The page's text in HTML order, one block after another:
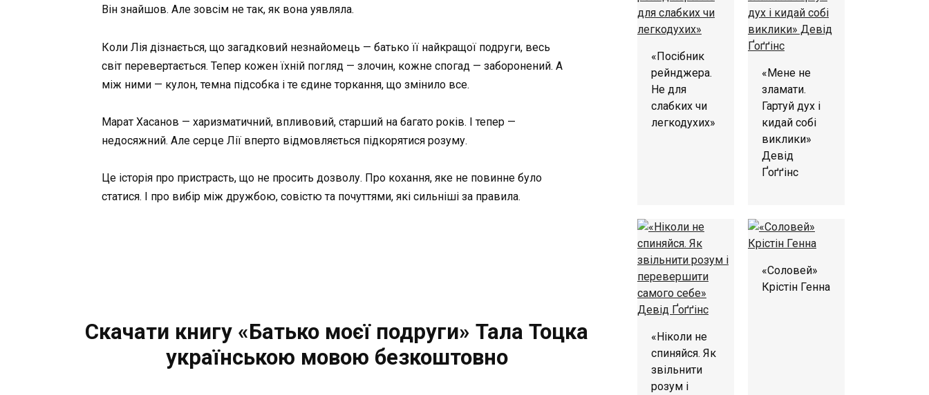
Він знайшов. Але зовсім не так, як вона уявляла.
Коли Лія дізнається, що загадковий незнайомець — батько її найкращої подруги, весь
світ перевертається. Тепер кожен їхній погляд — злочин, кожне спогад — заборонений. А
між ними — кулон, темна підсобка і те єдине торкання, що змінило все.
Марат Хасанов — харизматичний, впливовий, старший на багато років. І тепер —
недосяжний. Але серце Лії вперто відмовляється підкорятися розуму.
Це історія про пристрасть, що не просить дозволу. Про кохання, яке не повинне було
статися. І про вибір між дружбою, совістю та почуттями, які сильніші за правила.
Скачати книгу «Батько моєї подруги» Тала Тоцка
українською мовою безкоштовно
«Посібник
рейнджера.
Не для
слабких чи
легкодухих»
«Мене не
зламати.
Гартуй дух і
кидай собі
виклики»
Девід
Ґоґґінс
«Ніколи не
спиняйся. Як
звільнити
розум і
«Соловей»
Крістін Генна